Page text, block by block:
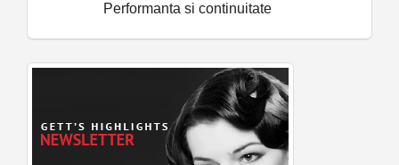
Performanta si continuitate